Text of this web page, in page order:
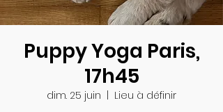
Puppy Yoga Paris,
17h45
dim. 25 juin
  |
Lieu à définir